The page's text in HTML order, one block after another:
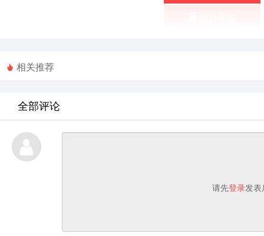
相关推荐
全部评论
请先登录发表